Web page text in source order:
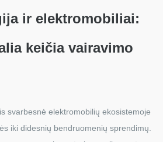
ir elektromobiliai:
keičia vairavimo
svarbesnė elektromobilių ekosistemoje
iki didesnių bendruomenių sprendimų.